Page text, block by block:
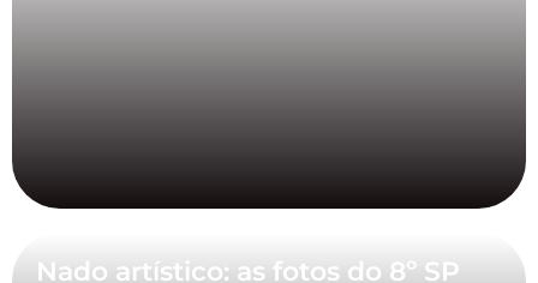
Nado artístico: as fotos do 8º SP